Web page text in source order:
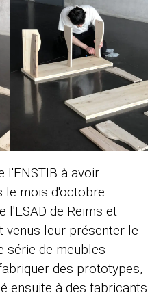
l'ENSTIB à avoir
le mois d'octobre
l'ESAD de Reims et
venus leur présenter le
série de meubles
des prototypes,
ensuite à des fabricants